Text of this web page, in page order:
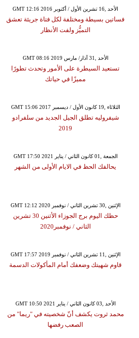
GMT 12:16 2016 الأحد ,16 تشرين الأول / أكتوبر
فساتين بسيطة ومختلفة لكل فتاة جريئة تعشق
التميُّز ولفت الأنظار
GMT 08:16 2019 الأحد ,31 آذار/ مارس
تستعيد السيطرة على الأمور وتحدث تطورًا
مميزًا في حياتك
GMT 15:06 2017 الثلاثاء ,19 كانون الأول / ديسمبر
شيفروليه تطلق الجيل الجديد من سلفرادو
2019
GMT 17:50 2021 الجمعة ,01 كانون الثاني / يناير
يحالفك الحظ في الايام الأولى من الشهر
GMT 12:12 2020 الإثنين ,30 تشرين الثاني / نوفمبر
حظك اليوم برج الجوزاء الأثنين 30 تشرين
الثاني / نوفمبر2020
GMT 17:57 2019 الإثنين ,11 تشرين الثاني / نوفمبر
قاوم شهيتك وضعفك أمام المأكولات الدسمة
GMT 10:50 2021 الأحد ,03 كانون الثاني / يناير
محمد ثروت يكشف أنّ شخصيته في "ريما" من
الصعب رفضها